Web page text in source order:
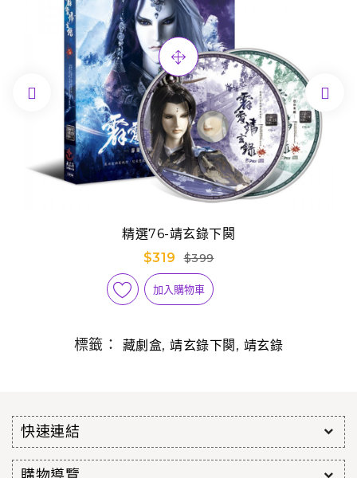
精選76-靖玄錄下闋
$319
$399
加入購物車
 
標籤： 藏劇盒,靖玄錄下闋 , 靖玄錄
快速連結